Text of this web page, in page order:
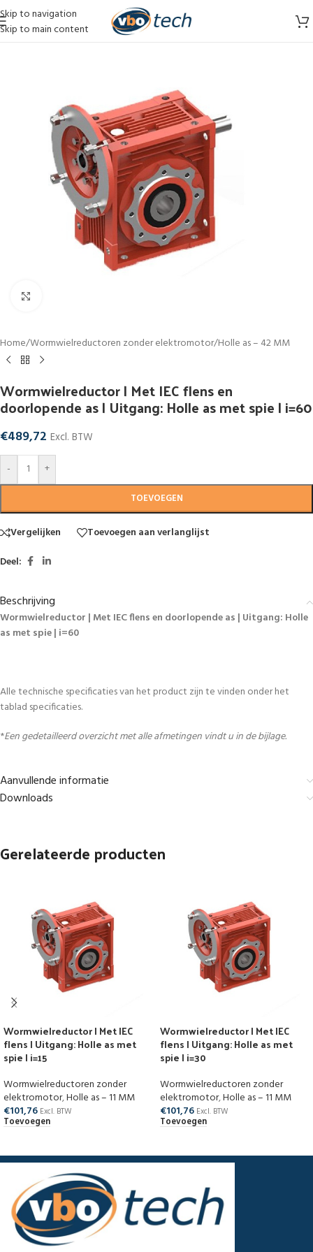
Skip to navigation
Skip to main content
Home/Wormwielreductoren zonder elektromotor/Holle as – 42 MM
Wormwielreductor | Met IEC flens en
doorlopende as | Uitgang: Holle as met spie | i=60
€489,72 Excl. BTW
-
+
TOEVOEGEN
Vergelijken
Toevoegen aan verlanglijst
Deel:
Beschrijving
Wormwielreductor | Met IEC flens en doorlopende as | Uitgang: Holle
as met spie | i=60
Alle technische specificaties van het product zijn te vinden onder het
tablad specificaties.
*Een gedetailleerd overzicht met alle afmetingen vindt u in de bijlage.
Aanvullende informatie
Downloads
Gerelateerde producten
Wormwielreductor | Met IEC
flens | Uitgang: Holle as met
spie | i=15
Wormwielreductoren zonder
elektromotor,Holle as – 11 MM
€101,76 Excl. BTW
Toevoegen
Wormwielreductor | Met IEC
flens | Uitgang: Holle as met
spie | i=30
Wormwielreductoren zonder
elektromotor,Holle as – 11 MM
€101,76 Excl. BTW
Toevoegen